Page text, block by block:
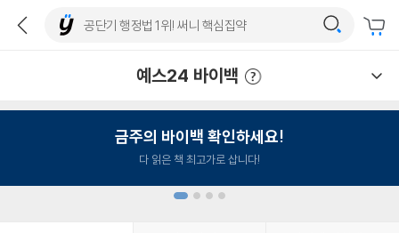
예스24 바이백
금주의 바이백 확인하세요!
다 읽은 책 최고가로 삽니다!